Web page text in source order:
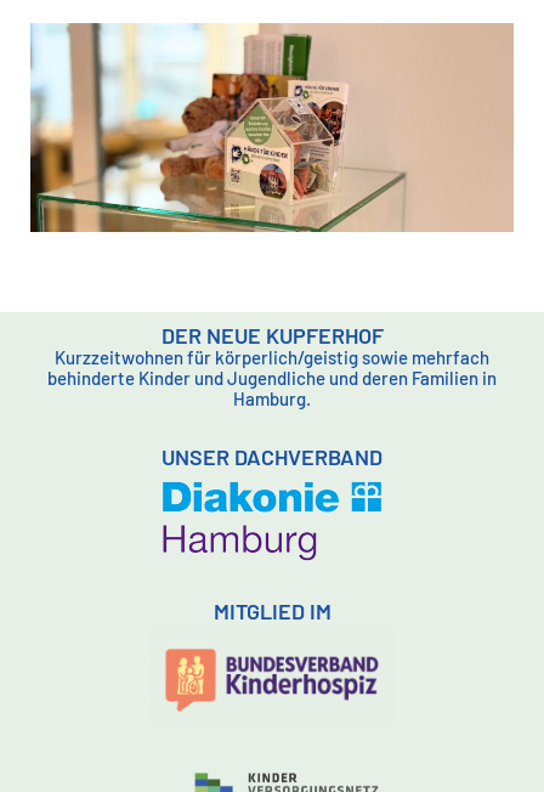
DER NEUE KUPFERHOF
Kurzzeitwohnen für körperlich/geistig sowie mehrfach
behinderte Kinder und Jugendliche und deren Familien in
Hamburg.
UNSER DACHVERBAND
MITGLIED IM